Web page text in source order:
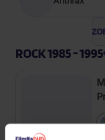
ROCK 1985 - 1995